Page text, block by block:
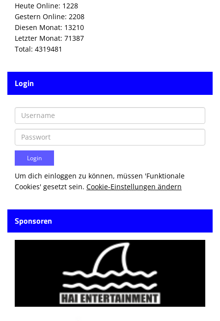
Trainer
ALLE SPIELE
HAIE TV
NEWSLETTER
DIE HAIE I Intern
Partner
Heute Online: 1228
Gestern Online: 2208
Diesen Monat: 13210
Letzter Monat: 71387
Total: 4319481
Login
Um dich einloggen zu können, müssen 'Funktionale
Cookies' gesetzt sein. Cookie-Einstellungen ändern
Sponsoren